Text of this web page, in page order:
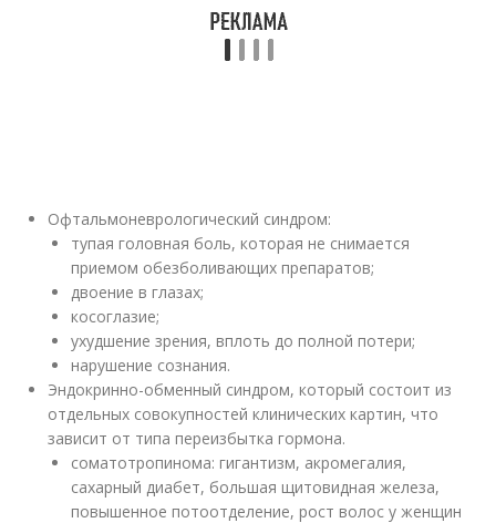
Офтальмоневрологический синдром:
тупая головная боль, которая не снимается
приемом обезболивающих препаратов;
двоение в глазах;
косоглазие;
ухудшение зрения, вплоть до полной потери;
нарушение сознания.
Эндокринно-обменный синдром, который состоит из
отдельных совокупностей клинических картин, что
зависит от типа переизбытка гормона.
соматотропинома: гигантизм, акромегалия,
сахарный диабет, большая щитовидная железа,
повышенное потоотделение, рост волос у женщин